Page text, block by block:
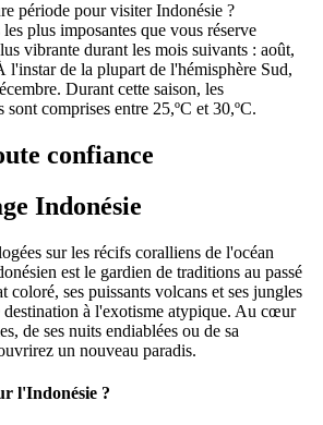
période pour visiter Indonésie ?
plus imposantes que vous réserve
vibrante durant les mois suivants : août,
l'instar de la plupart de l'hémisphère Sud,
Durant cette saison, les
sont comprises entre 25,ºC et 30,ºC.
confiance
Indonésie
sur les récifs coralliens de l'océan
est le gardien de traditions au passé
coloré, ses puissants volcans et ses jungles
à l'exotisme atypique. Au cœur
de ses nuits endiablées ou de sa
un nouveau paradis.
l'Indonésie ?